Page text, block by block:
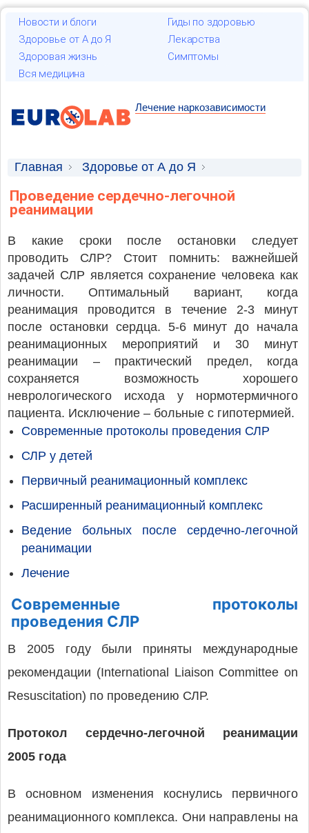
Новости и блоги
Гиды по здоровью
Здоровье от А до Я
Лекарства
Здоровая жизнь
Симптомы
Вся медицина
Лечение наркозависимости
Главная
Здоровье от А до Я
Первая медицинская помощь
Проведение сердечно-легочной
реанимации
В какие сроки после остановки следует
проводить СЛР? Стоит помнить: важнейшей
задачей СЛР является сохранение человека как
личности. Оптимальный вариант, когда
реанимация проводится в течение 2-3 минут
после остановки сердца. 5-6 минут до начала
реанимационных мероприятий и 30 минут
реанимации – практический предел, когда
сохраняется возможность хорошего
неврологического исхода у нормотермичного
пациента. Исключение – больные с гипотермией.
Современные протоколы проведения СЛР
СЛР у детей
Первичный реанимационный комплекс
Расширенный реанимационный комплекс
Ведение больных после сердечно-легочной
реанимации
Лечение
Современные протоколы
проведения СЛР
В 2005 году были приняты международные
рекомендации (International Liaison Committee on
Resuscitation) по проведению СЛР.
Протокол сердечно-легочной реанимации
2005 года
В основном изменения коснулись первичного
реанимационного комплекса. Они направлены на